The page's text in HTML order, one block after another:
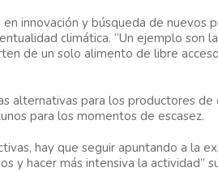
innovación y búsqueda de nuevos
climática. “Un ejemplo son
de un solo alimento de libre
alternativas para los productores de
para los momentos de escasez.
hay que seguir apuntando a la
y hacer más intensiva la actividad”